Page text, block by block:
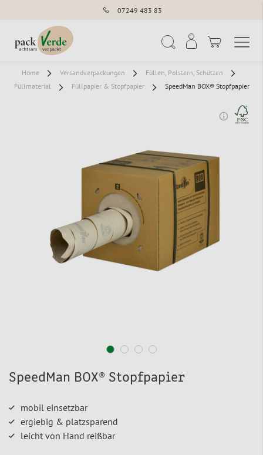
07249 483 83
Home Versandverpackungen
Füllen, Polstern, Schützen
Füllmaterial
Füllpapier & Stopfpapier SpeedMan BOX® Stopfpapier
SpeedMan BOX® Stopfpapier
mobil einsetzbar
ergiebig & platzsparend
leicht von Hand reißbar